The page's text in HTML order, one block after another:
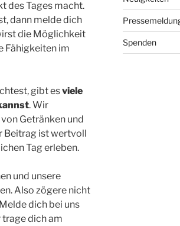
des Tages macht.
dann melde dich
die Möglichkeit
Fähigkeiten im
gibt esviele
. Wir
Getränken und
Beitrag ist wertvoll
Tag erleben.
und unsere
Also zögere nicht
dich bei uns
trage dich am
Spenden